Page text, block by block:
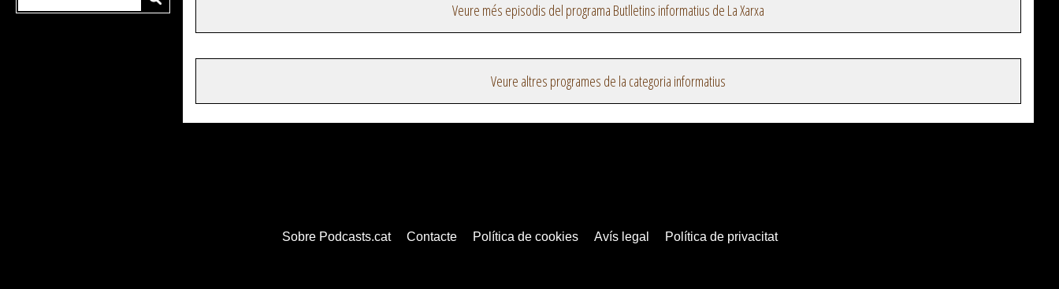
Veure més episodis del programa Butlletins informatius de La Xarxa
Veure altres programes de la categoria informatius
Sobre Podcasts.cat Contacte Política de cookies Avís legal Política de privacitat